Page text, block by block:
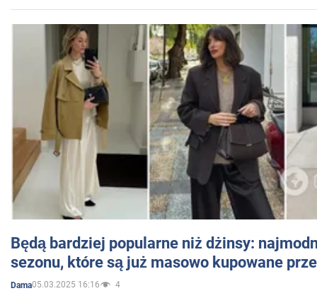
Będą bardziej popularne niż dżinsy:
sezonu, które są już masowo kupowane
Dama05.03.2025 16:16 4